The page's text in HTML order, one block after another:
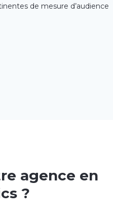
de mesure d’audience
agence en
?